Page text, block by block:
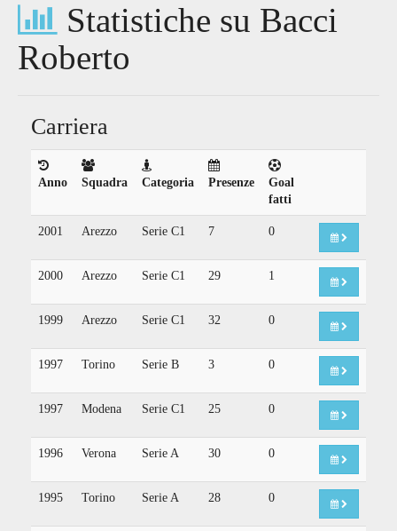
Statistiche su Bacci
Roberto
Carriera
Anno Squadra Categoria Presenze
Goal
fatti
2001 Arezzo Serie C1 7 0
2000 Arezzo Serie C1 29 1
1999 Arezzo Serie C1 32 0
1997 Torino Serie B 3 0
1997 Modena Serie C1 25 0
1996 Verona Serie A 30 0
1995 Torino Serie A 28 0